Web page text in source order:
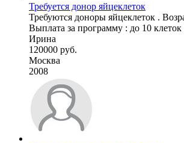
Требуется донор яйцеклеток
Требуются доноры яйцеклеток .
Выплата за программу : до 10 клеток
Ирина
120000 руб.
Москва
2008